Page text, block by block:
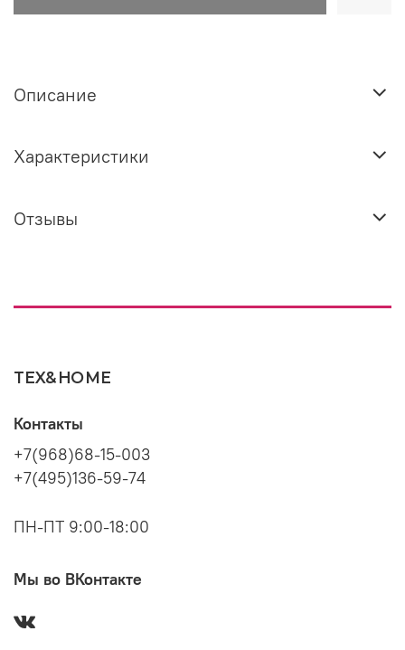
Описание
Характеристики
Отзывы
TEX&HOME
Контакты
+7(968)68-15-003
+7(495)136-59-74
ПН-ПТ 9:00-18:00
Мы во ВКонтакте